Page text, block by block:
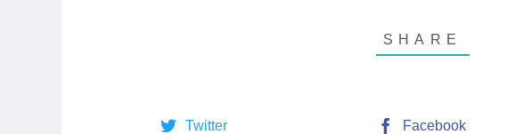
Twitter Facebook